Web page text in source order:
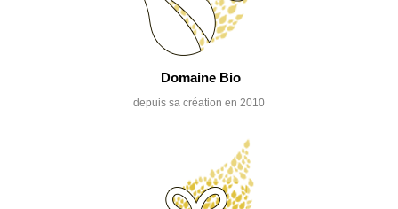
Domaine Bio
depuis sa création en 2010